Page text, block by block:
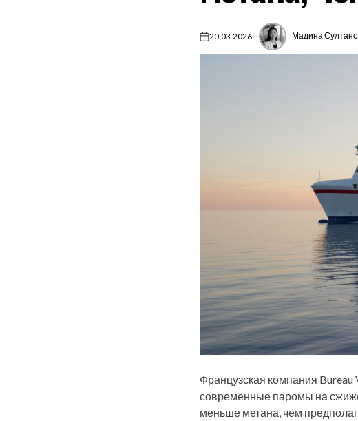
on20.03.2026 Мадина
Французская компания
современные паромы на
меньше метана, чем